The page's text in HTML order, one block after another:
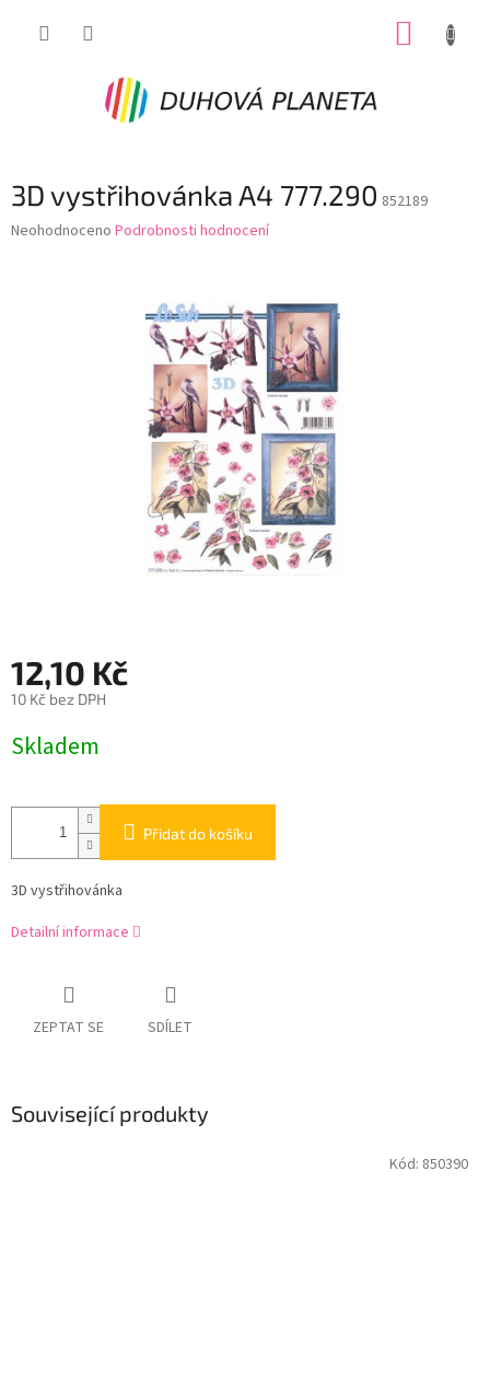
3D vystřihovánka A4 777.290 852189
Průměrné
Neohodnoceno Podrobnosti hodnocení
12,10 Kč
10 Kč bez DPH
cena:
Skladem
Přidat do košíku
3D vystřihovánka
Detailní informace
ZEPTAT SE SDÍLET
Související produkty
Kód: 850390